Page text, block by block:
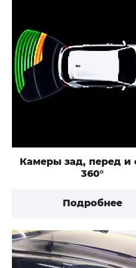
Камеры зад, перед и
360°
Подробнее